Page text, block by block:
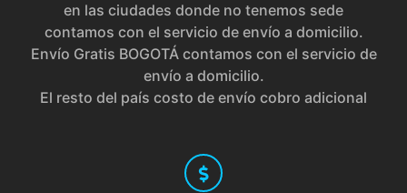
en las ciudades donde no tenemos sede
contamos con el servicio de envío a domicilio.
Envío Gratis BOGOTÁ contamos con el servicio de
envío a domicilio.
El resto del país costo de envío cobro adicional